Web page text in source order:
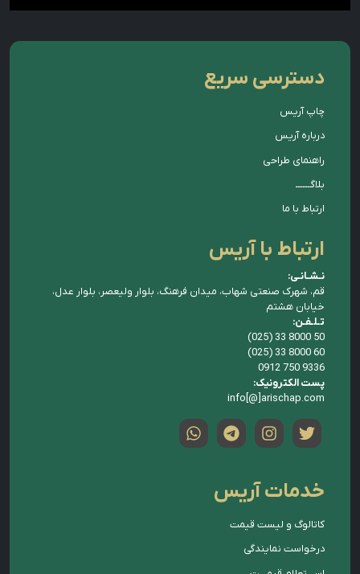
دسترسی سریع
چاپ آریس
درباره آریس
راهنمای طراحی
بلاگــــــ
ارتباط با ما
ارتباط با آریس
نـشـانـی:
قم، شهرک صنعتی شهاب، میدان فرهنگ، بلوار ولیعصر، بلوار عدل،
خیابان هشتم
تـلـفـن:
(025) 33 8000 50
(025) 33 8000 60
0912 750 9336
پست الکترونیک:
info[@]arischap.com
خدمات آریس
کاتالوگ و لیست قیمت
درخواست نمایندگی